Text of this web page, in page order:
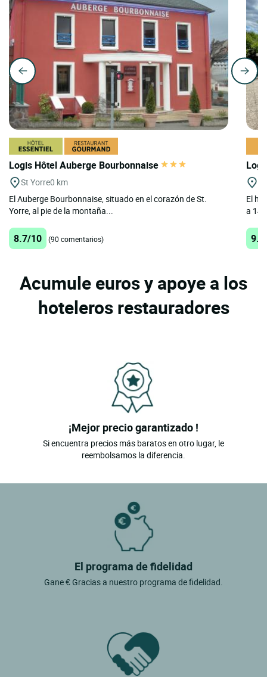
Logis Hôtel Auberge Bourbonnaise
St Yorre0 km
El Auberge Bourbonnaise, situado en el corazón de St.
Yorre, al pie de la montaña...
8.7/10 (90 comentarios)
El
a 14
Acumule euros y apoye a los
hoteleros restauradores
¡Mejor precio garantizado !
Si encuentra precios más baratos en otro lugar, le
reembolsamos la diferencia.
El programa de fidelidad
Gane € Gracias a nuestro programa de fidelidad.